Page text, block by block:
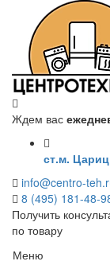
Ждем вас
ст.м.
info@centro-
8 (495) 181-48-
Получить
по товару
Меню